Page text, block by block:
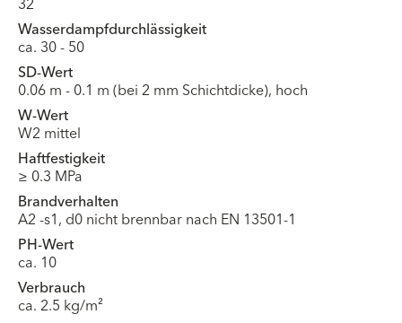
Wasserdampfdurchlässigkeit
ca. 30 - 50
SD-Wert
0.06 m - 0.1 m (bei 2 mm Schichtdicke), hoch
W-Wert
W2 mittel
Haftfestigkeit
≥ 0.3 MPa
Brandverhalten
A2 -s1, d0 nicht brennbar nach EN 13501-1
PH-Wert
ca. 10
Verbrauch
ca. 2.5 kg/m²